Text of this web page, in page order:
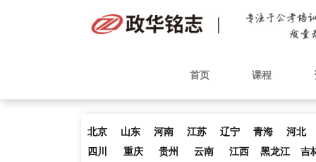
首页 课程
北京 山东 河南 江苏 辽宁 青海
河北
四川
重庆 贵州 云南 江西 黑龙江
吉